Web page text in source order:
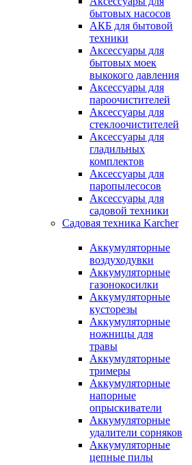
бытовых насосов
АКБ для бытовой
техники
Аксессуары для
бытовых моек
выкокого давления
Аксессуары для
пароочистителей
Аксессуары для
стеклоочистителей
Аксессуары для
гладильных
комплектов
Аксессуары для
паропылесосов
Аксессуары для
садовой техники
Садовая техника Karcher
Аккумуляторные
воздуходувки
Аккумуляторные
газонокосилки
Аккумуляторные
кусторезы
Аккумуляторные
ножницы для
травы
Аккумуляторные
тримеры
Аккумуляторные
напорные
опрыскиватели
Аккумуляторные
удалители сорняков
Аккумуляторные
цепные пилы